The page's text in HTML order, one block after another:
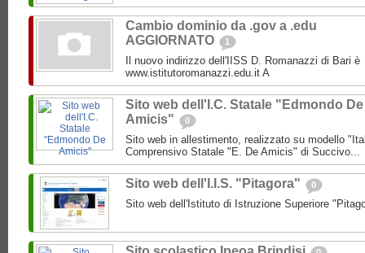
Cambio dominio da .gov a .edu
AGGIORNATO
1
Il nuovo indirizzo dell'IISS D. Romanazzi di Bari è
www.istitutoromanazzi.edu.it A
Sito web dell'I.C. Statale "Edmondo De
Amicis"
0
Sito web in allestimento, realizzato su modello
Comprensivo Statale "E. De Amicis" di Succivo...
Sito web dell'I.I.S. "Pitagora" 0
Sito web dell'Istituto di Istruzione Superiore